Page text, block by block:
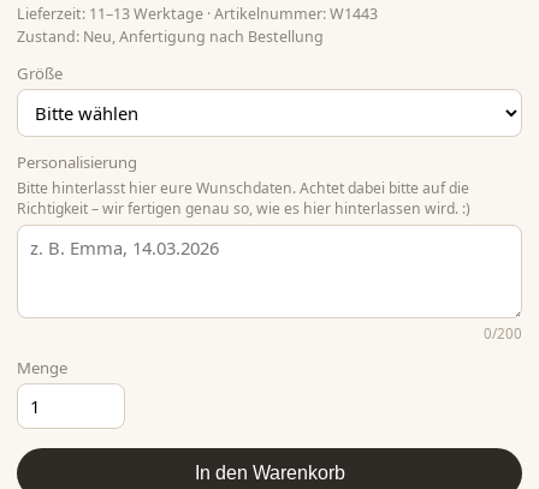
Lieferzeit: 11–13 Werktage · Artikelnummer: W1443
Zustand: Neu, Anfertigung nach Bestellung
Größe
Personalisierung
Bitte hinterlasst hier eure Wunschdaten. Achtet dabei bitte auf die
Richtigkeit – wir fertigen genau so, wie es hier hinterlassen wird. :)
0/200
Menge
In den Warenkorb